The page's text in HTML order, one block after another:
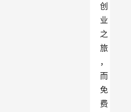
创
业
之
旅
，
而
免
费